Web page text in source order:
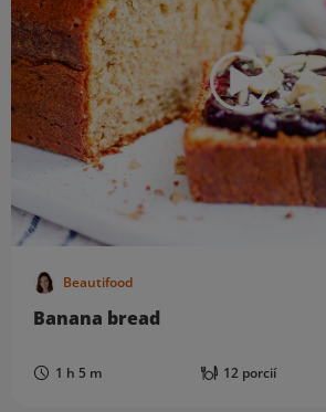
Beautifood
Banana bread
1 h 5 m 12 porcií